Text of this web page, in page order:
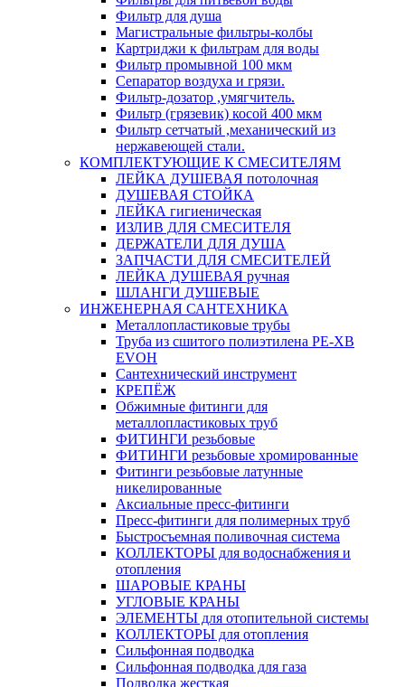
Фильтр для душа
Магистральные фильтры-колбы
Картриджи к фильтрам для воды
Фильтр промывной 100 мкм
Сепаратор воздуха и грязи.
Фильтр-дозатор ,умягчитель.
Фильтр (грязевик) косой 400 мкм
Фильтр сетчатый ,механический из
нержавеющей стали.
КОМПЛЕКТУЮЩИЕ К СМЕСИТЕЛЯМ
ЛЕЙКА ДУШЕВАЯ потолочная
ДУШЕВАЯ СТОЙКА
ЛЕЙКА гигиеническая
ИЗЛИВ ДЛЯ СМЕСИТЕЛЯ
ДЕРЖАТЕЛИ ДЛЯ ДУША
ЗАПЧАСТИ ДЛЯ СМЕСИТЕЛЕЙ
ЛЕЙКА ДУШЕВАЯ ручная
ШЛАНГИ ДУШЕВЫЕ
ИНЖЕНЕРНАЯ САНТЕХНИКА
Металлопластиковые трубы
Труба из сшитого полиэтилена PE-XB
EVOH
Сантехнический инструмент
КРЕПЁЖ
Обжимные фитинги для
металлопластиковых труб
ФИТИНГИ резьбовые
ФИТИНГИ резьбовые хромированные
Фитинги резьбовые латунные
никелированные
Аксиальные пресс-фитинги
Пресс-фитинги для полимерных труб
Быстросъемная поливочная система
КОЛЛЕКТОРЫ для водоснабжения и
отопления
ШАРОВЫЕ КРАНЫ
УГЛОВЫЕ КРАНЫ
ЭЛЕМЕНТЫ для отопительной системы
КОЛЛЕКТОРЫ для отопления
Сильфонная подводка
Cильфонная подводка для газа
Подводка жесткая